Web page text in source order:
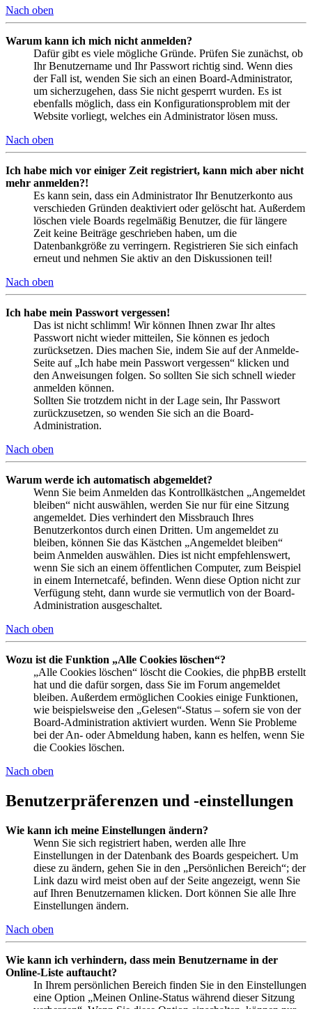
Nach oben
Warum kann ich mich nicht anmelden?
Dafür gibt es viele mögliche Gründe. Prüfen Sie zunächst, ob
Ihr Benutzername und Ihr Passwort richtig sind. Wenn dies
der Fall ist, wenden Sie sich an einen Board-Administrator,
um sicherzugehen, dass Sie nicht gesperrt wurden. Es ist
ebenfalls möglich, dass ein Konfigurationsproblem mit der
Website vorliegt, welches ein Administrator lösen muss.
Nach oben
Ich habe mich vor einiger Zeit registriert, kann mich aber nicht
mehr anmelden?!
Es kann sein, dass ein Administrator Ihr Benutzerkonto aus
verschieden Gründen deaktiviert oder gelöscht hat. Außerdem
löschen viele Boards regelmäßig Benutzer, die für längere
Zeit keine Beiträge geschrieben haben, um die
Datenbankgröße zu verringern. Registrieren Sie sich einfach
erneut und nehmen Sie aktiv an den Diskussionen teil!
Nach oben
Ich habe mein Passwort vergessen!
Das ist nicht schlimm! Wir können Ihnen zwar Ihr altes
Passwort nicht wieder mitteilen, Sie können es jedoch
zurücksetzen. Dies machen Sie, indem Sie auf der Anmelde-
Seite auf „Ich habe mein Passwort vergessen“ klicken und
den Anweisungen folgen. So sollten Sie sich schnell wieder
anmelden können.
Sollten Sie trotzdem nicht in der Lage sein, Ihr Passwort
zurückzusetzen, so wenden Sie sich an die Board-
Administration.
Nach oben
Warum werde ich automatisch abgemeldet?
Wenn Sie beim Anmelden das Kontrollkästchen „Angemeldet
bleiben“ nicht auswählen, werden Sie nur für eine Sitzung
angemeldet. Dies verhindert den Missbrauch Ihres
Benutzerkontos durch einen Dritten. Um angemeldet zu
bleiben, können Sie das Kästchen „Angemeldet bleiben“
beim Anmelden auswählen. Dies ist nicht empfehlenswert,
wenn Sie sich an einem öffentlichen Computer, zum Beispiel
in einem Internetcafé, befinden. Wenn diese Option nicht zur
Verfügung steht, dann wurde sie vermutlich von der Board-
Administration ausgeschaltet.
Nach oben
Wozu ist die Funktion „Alle Cookies löschen“?
„Alle Cookies löschen“ löscht die Cookies, die phpBB erstellt
hat und die dafür sorgen, dass Sie im Forum angemeldet
bleiben. Außerdem ermöglichen Cookies einige Funktionen,
wie beispielsweise den „Gelesen“-Status – sofern sie von der
Board-Administration aktiviert wurden. Wenn Sie Probleme
bei der An- oder Abmeldung haben, kann es helfen, wenn Sie
die Cookies löschen.
Nach oben
Benutzerpräferenzen und -einstellungen
Wie kann ich meine Einstellungen ändern?
Wenn Sie sich registriert haben, werden alle Ihre
Einstellungen in der Datenbank des Boards gespeichert. Um
diese zu ändern, gehen Sie in den „Persönlichen Bereich“; der
Link dazu wird meist oben auf der Seite angezeigt, wenn Sie
auf Ihren Benutzernamen klicken. Dort können Sie alle Ihre
Einstellungen ändern.
Nach oben
Wie kann ich verhindern, dass mein Benutzername in der
Online-Liste auftaucht?
In Ihrem persönlichen Bereich finden Sie in den Einstellungen
eine Option „Meinen Online-Status während dieser Sitzung